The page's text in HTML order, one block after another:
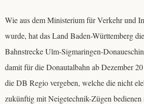
Kontakt
Datenschutzerklärung
Wie aus dem Ministerium für Verkehr und
wurde, hat das Land Baden-Württemberg
Bahnstrecke Ulm-Sigmaringen-
damit für die Donautalbahn ab Dezember
die DB Regio vergeben, welche die nicht
zukünftig mit Neigetechnik-Zügen